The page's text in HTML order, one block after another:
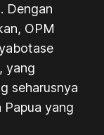
Dengan
OPM
yang
seharusnya
yang